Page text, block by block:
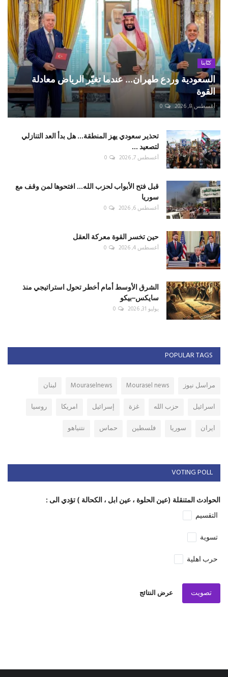
كتّابنا
السعودية وردع طهران... عندما تغيّر الرياض معادلة
القوة
أغسطس 8, 2026 0
تحذير سعودي يهز المنطقة... هل بدأ العد التنازلي
لتصعيد ...
أغسطس 7, 2026 0
قبل فتح الأبواب لحزب الله... افتحوها لمن وقف مع
سوريا
أغسطس 6, 2026 0
حين تخسر القوة معركة العقل
أغسطس 4, 2026 0
الشرق الأوسط أمام أخطر تحول استراتيجي منذ
سايكس–بيكو
يوليو 31, 2026 0
POPULAR TAGS
مراسل نيوز Mourasel news
Mouraselnews
لبنان
اسرائيل
حزب الله غزة إسرائيل امريكا
روسيا
ايران
سوريا فلسطين حماس نتنياهو
VOTING POLL
الحوادث المتنقلة (عين الحلوة ، عين ابل ، الكحالة ) تؤدي الى :
التقسيم
تسوية
حرب اهلية
تصويت عرض النتائج